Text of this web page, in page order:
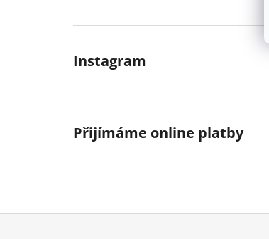
Instagram
Přijímáme online platby